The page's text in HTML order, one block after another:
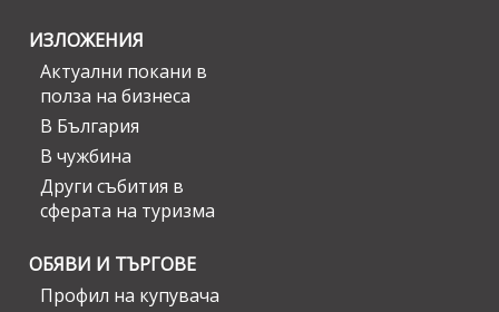
ИЗЛОЖЕНИЯ
Актуални покани в
полза на бизнеса
В България
В чужбина
Други събития в
сферата на туризма
ОБЯВИ И ТЪРГОВЕ
Профил на купувача